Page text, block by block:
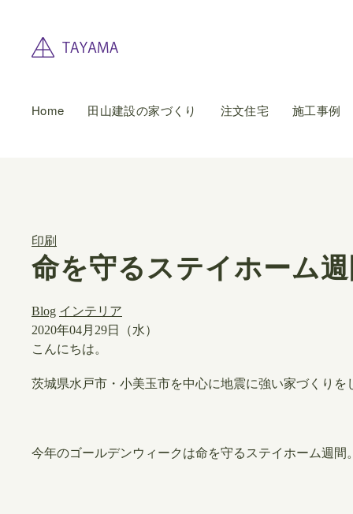
Home 田山建設の家づくり 注文住宅 施工事例
印刷
命を守るステイホーム
Blog インテリア
2020年04月29日（水）
こんにちは。
茨城県水戸市・小美玉市を中心に地震に強い家づくり
今年のゴールデンウィークは命を守るステイホーム週間